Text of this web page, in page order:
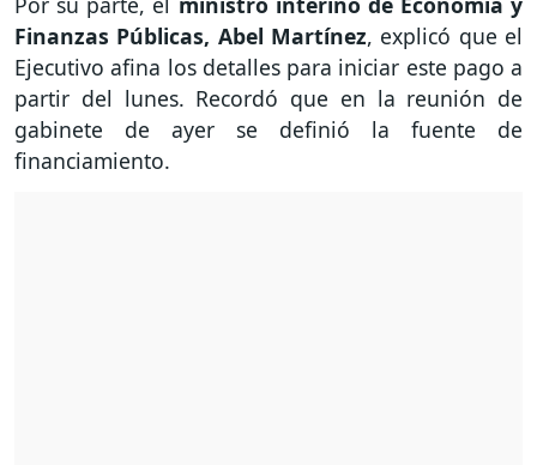
Finanzas Públicas, Abel Martínez, explicó que el
Ejecutivo afina los detalles para iniciar este pago a
partir del lunes. Recordó que en la reunión de
gabinete de ayer se definió la fuente de
financiamiento.